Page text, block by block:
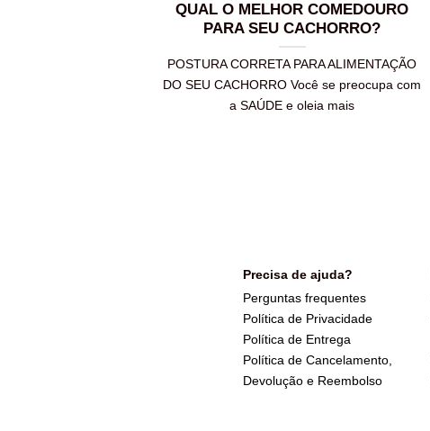
QUAL O MELHOR COMEDOURO
PARA SEU CACHORRO?
POSTURA CORRETA PARA ALIMENTAÇÃO
DO SEU CACHORRO Você se preocupa com
a SAÚDE e oleia mais
Precisa de ajuda?
Perguntas frequentes
Política de Privacidade
Política de Entrega
Política de Cancelamento,
Devolução e Reembolso